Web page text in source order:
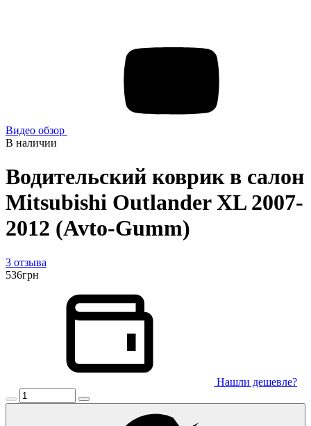
Видео обзор
В наличии
Водительский коврик в салон
Mitsubishi Outlander XL 2007-
2012 (Avto-Gumm)
3 отзыва
536грн
Нашли дешевле?